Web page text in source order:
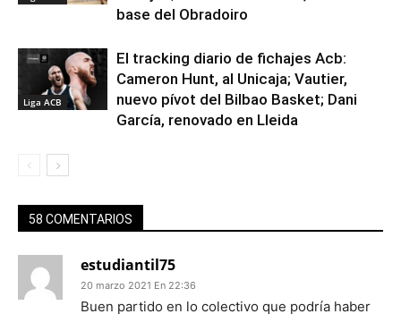
base del Obradoiro
Liga ACB
El tracking diario de fichajes Acb:
Cameron Hunt, al Unicaja; Vautier,
nuevo pívot del Bilbao Basket; Dani
García, renovado en Lleida
58 COMENTARIOS
estudiantil75
20 marzo 2021 En 22:36
Buen partido en lo colectivo que podría haber